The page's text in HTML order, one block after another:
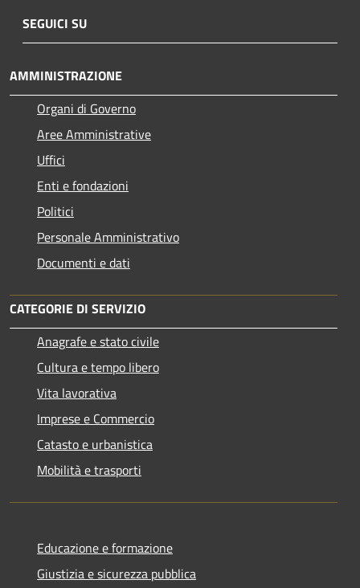
SEGUICI SU
AMMINISTRAZIONE
Organi di Governo
Aree Amministrative
Uffici
Enti e fondazioni
Politici
Personale Amministrativo
Documenti e dati
CATEGORIE DI SERVIZIO
Anagrafe e stato civile
Cultura e tempo libero
Vita lavorativa
Imprese e Commercio
Catasto e urbanistica
Mobilità e trasporti
Educazione e formazione
Giustizia e sicurezza pubblica